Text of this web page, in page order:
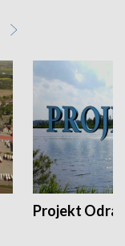
Projekt Odra